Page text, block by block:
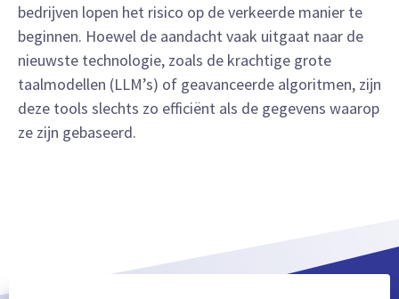
bedrijven lopen het risico op de verkeerde manier te
beginnen. Hoewel de aandacht vaak uitgaat naar de
nieuwste technologie, zoals de krachtige grote
taalmodellen (LLM’s) of geavanceerde algoritmen, zijn
deze tools slechts zo efficiënt als de gegevens waarop
ze zijn gebaseerd.